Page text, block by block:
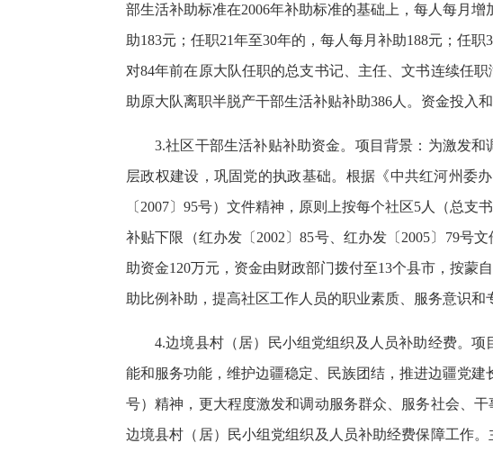
部生活补助标准在2006年补助标准的基础上，每人每月
助183元；任职21年至30年的，每人每月补助188元；任职
对84年前在原大队任职的总支书记、主任、文书连续任
助原大队离职半脱产干部生活补贴补助386人。资金投入
3.社区干部生活补贴补助资金。项目背景：为激发
层政权建设，巩固党的执政基础。根据《中共红河州委
〔2007〕95号）文件精神， 原则上按每个社区5人（总支
补贴下限（红办发〔2002〕85号、红办发〔2005〕79号
助资金120万元，资金由财政部门拨付至13个县市，按蒙
助比例补助，提高社区工作人员的职业素质、服务意识和
4.边境县村（居）民小组党组织及人员补助经费。
能和服务功能，维护边疆稳定、民族团结，推进边疆党
号）精神，更大程度激发和调动服务群众、服务社会、
边境县村（居）民小组党组织及人员补助经费保障工作